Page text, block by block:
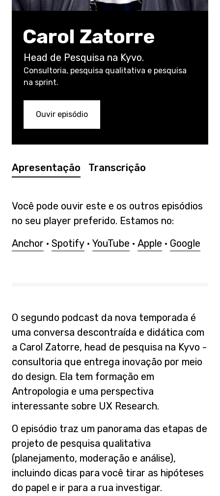
Carol Zatorre
Head de Pesquisa na Kyvo.
Consultoria, pesquisa qualitativa e pesquisa
na sprint.
Ouvir episódio
Apresentação Transcrição
Você pode ouvir este e os outros episódios
no seu player preferido. Estamos no:
Anchor · Spotify · YouTube · Apple · Google
O segundo podcast da nova temporada é
uma conversa descontraída e didática com
a Carol Zatorre, head de pesquisa na Kyvo -
consultoria que entrega inovação por meio
do design. Ela tem formação em
Antropologia e uma perspectiva
interessante sobre UX Research.
O episódio traz um panorama das etapas de
projeto de pesquisa qualitativa
(planejamento, moderação e análise),
incluindo dicas para você tirar as hipóteses
do papel e ir para a rua investigar.